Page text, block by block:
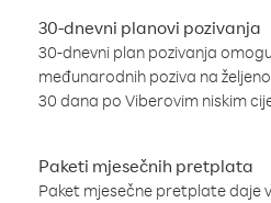
30-dnevni planovi pozivanja
30-dnevni plan pozivanja
međunarodnih poziva na
30 dana po Viberovim niskim
Paketi mjesečnih pretplata
Paket mjesečne pretplate daje